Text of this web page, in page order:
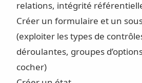
relations, intégrité
Créer un formulaire et un
(exploiter les types de
déroulantes, groupes
cocher)